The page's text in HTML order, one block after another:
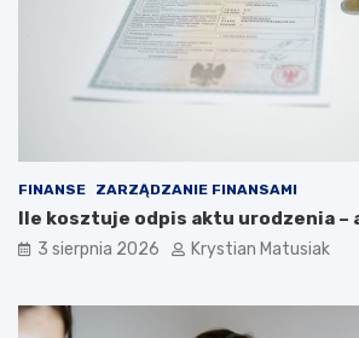
FINANSE ZARZĄDZANIE FINANSAMI
Ile kosztuje odpis aktu urodzenia –
3 sierpnia 2026 Krystian Matusiak